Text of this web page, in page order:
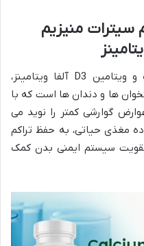
منیزیم
قرص کلسیم سیترات منیزیم زینک و ویتامین D3 آلفا ویتامینز،
ها و دندان ها است که با
گوارشی کمتر را نوید می
مغذی حیاتی، به حفظ تراکم
تقویت سیستم ایمنی بدن کمک